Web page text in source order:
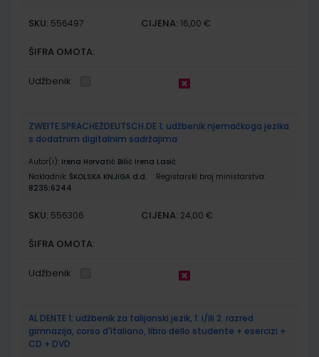
SKU: 556497 CIJENA: 16,00 €
ŠIFRA OMOTA:
Udžbenik
ZWEITE.SPRACHEŽDEUTSCH.DE 1; udžbenik njemačkoga jezika
s dodatnim digitalnim sadržajima
Autor(i): Irena Horvatić Bilić Irena Lasić
Nakladnik: ŠKOLSKA KNJIGA d.d.
Registarski broj ministarstva:
8235;6244
SKU: 556306 CIJENA: 24,00 €
ŠIFRA OMOTA:
Udžbenik
AL DENTE 1; udžbenik za talijanski jezik, 1. i/ili 2. razred
gimnazija, corso d'italiano, libro dello studente + esercizi +
CD + DVD